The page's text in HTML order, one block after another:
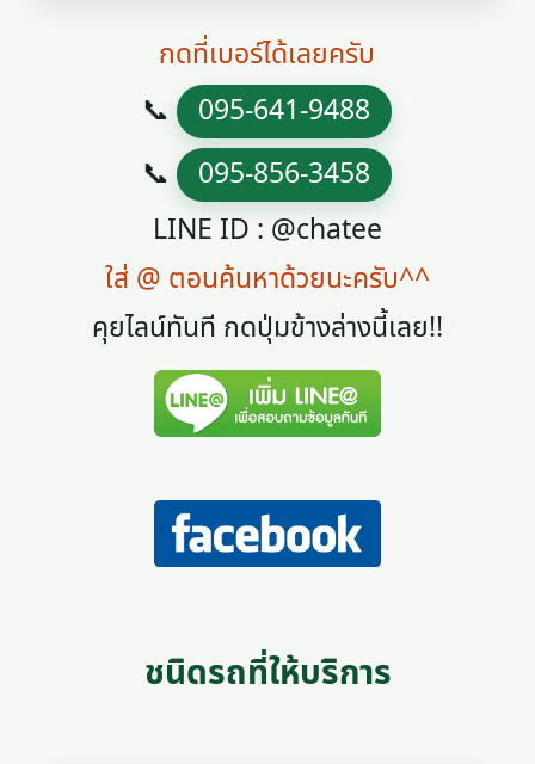
กดที่เบอร์ได้เลยครับ
📞 095-641-9488
📞 095-856-3458
LINE ID : @chatee
ใส่ @ ตอนค้นหาด้วยนะครับ^^
คุยไลน์ทันที กดปุ่มข้างล่างนี้เลย!!
ชนิดรถที่ให้บริการ